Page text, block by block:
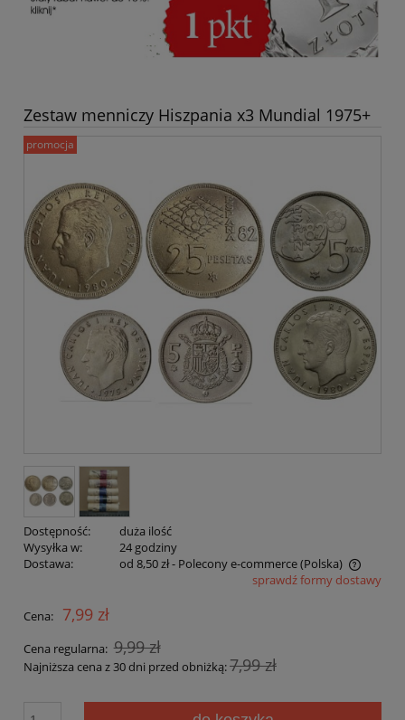
Zestaw menniczy Hiszpania x3 Mundial 1975+
promocja
Dostępność:
duża ilość
Wysyłka w:
24 godziny
Dostawa:
od 8,50 zł- Polecony e-commerce(Polska)
Cena nie zawiera ewentualnych kosztów płatnościsprawdź formy dostawy
Cena: 7,99 zł
Cena regularna: 9,99 zł
Najniższa cena z 30 dni przed obniżką:7,99 zł